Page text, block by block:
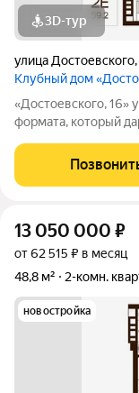
3D-тур
улица Достоевского,
Клубный дом
«Достоевского, 16» уникальный приватный проект клубного
формата, который
сохраняя
одновременно в
13 050 000 ₽
от 62 515 ₽ в месяц
48,8 м²
2-комн.
новостройка